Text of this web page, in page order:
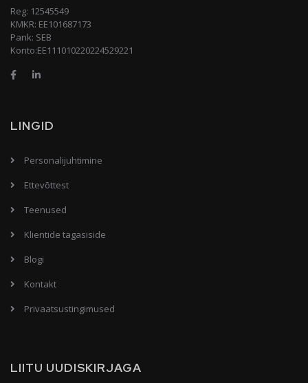
Reg: 12545549
KMKR: EE101687173
Pank: SEB
Konto:EE111010220224529221
LINGID
Personalijuhtimine
Ettevõttest
Teenused
Klientide tagasiside
Blogi
Kontakt
Privaatsustingimused
LIITU UUDISKIRJAGA